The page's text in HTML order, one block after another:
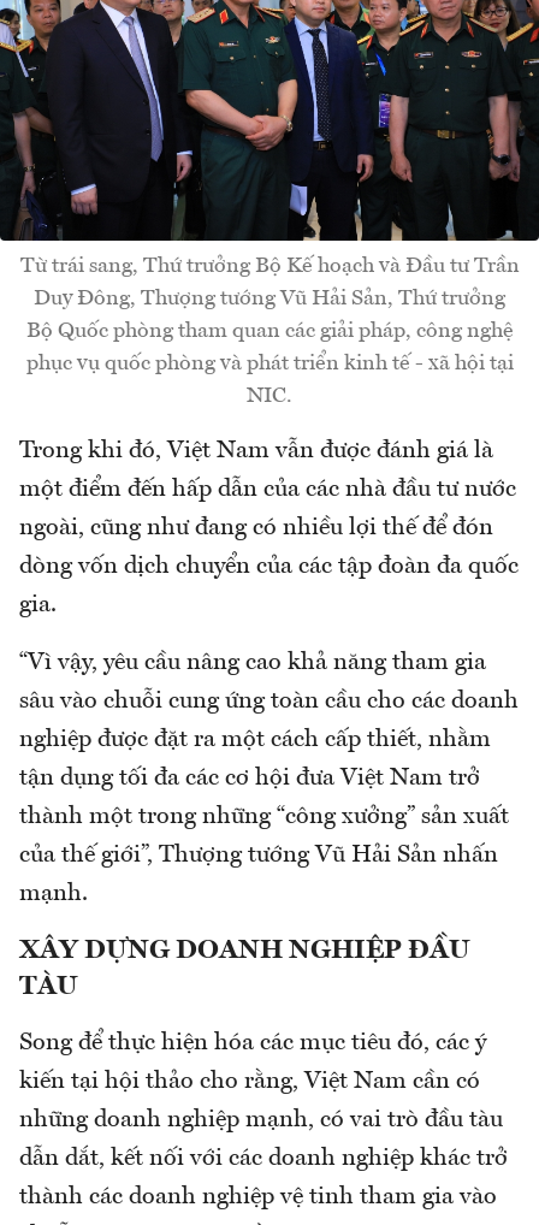
Từ trái sang, Thứ trưởng Bộ Kế hoạch và Đầu tư Trần
Duy Đông, Thượng tướng Vũ Hải Sản, Thứ trưởng
Bộ Quốc phòng tham quan các giải pháp, công nghệ
phục vụ quốc phòng và phát triển kinh tế - xã hội tại
NIC.
Trong khi đó, Việt Nam vẫn được đánh giá là
một điểm đến hấp dẫn của các nhà đầu tư nước
ngoài, cũng như đang có nhiều lợi thế để đón
dòng vốn dịch chuyển của các tập đoàn đa quốc
gia.
“Vì vậy, yêu cầu nâng cao khả năng tham gia
sâu vào chuỗi cung ứng toàn cầu cho các doanh
nghiệp được đặt ra một cách cấp thiết, nhằm
tận dụng tối đa các cơ hội đưa Việt Nam trở
thành một trong những “công xưởng” sản xuất
của thế giới”, Thượng tướng Vũ Hải Sản nhấn
mạnh.
XÂY DỰNG DOANH NGHIỆP ĐẦU
TÀU
Song để thực hiện hóa các mục tiêu đó, các ý
kiến tại hội thảo cho rằng, Việt Nam cần có
những doanh nghiệp mạnh, có vai trò đầu tàu
dẫn dắt, kết nối với các doanh nghiệp khác trở
thành các doanh nghiệp vệ tinh tham gia vào